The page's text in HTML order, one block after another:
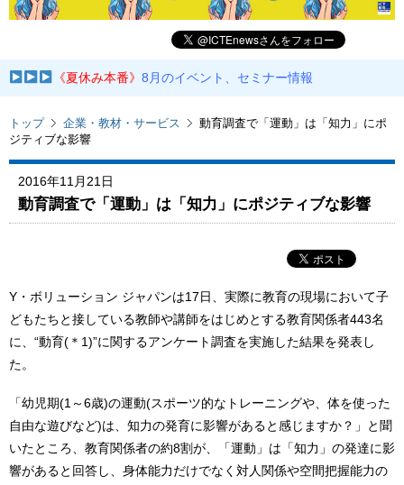
《夏休み本番》8月のイベント、セミナー情報
トップ 企業・教材・サービス
動育調査で「運動」は「知力」にポ
ジティブな影響
2016年11月21日
動育調査で「運動」は「知力」にポジティブな影響
Y・ボリューション ジャパンは17日、実際に教育の現場において子
どもたちと接している教師や講師をはじめとする教育関係者443名
に、“動育(＊1)”に関するアンケート調査を実施した結果を発表し
た。
「幼児期(1～6歳)の運動(スポーツ的なトレーニングや、体を使った
自由な遊びなど)は、知力の発育に影響があると感じますか？」と聞
いたところ、教育関係者の約8割が、「運動」は「知力」の発達に影
響があると回答し、身体能力だけでなく対人関係や空間把握能力の